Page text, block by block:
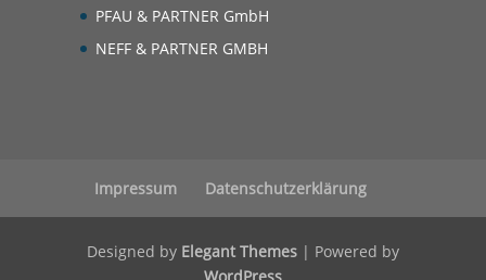
PFAU & PARTNER GmbH
NEFF & PARTNER GMBH
Impressum Datenschutzerklärung
Designed by Elegant Themes| Powered by